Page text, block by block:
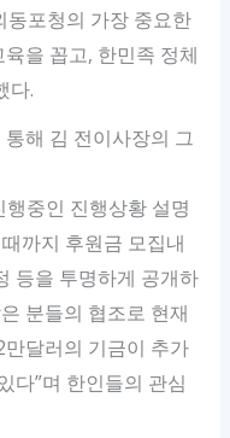
동포청의 가장 중요한
을 꼽고, 한민족 정체
다.
해 김 전이사장의 그
중인 진행상황 설명
까지 후원금 모집내
등을 투명하게 공개하
분들의 협조로 현재
달러의 기금이 추가
다”며 한인들의 관심